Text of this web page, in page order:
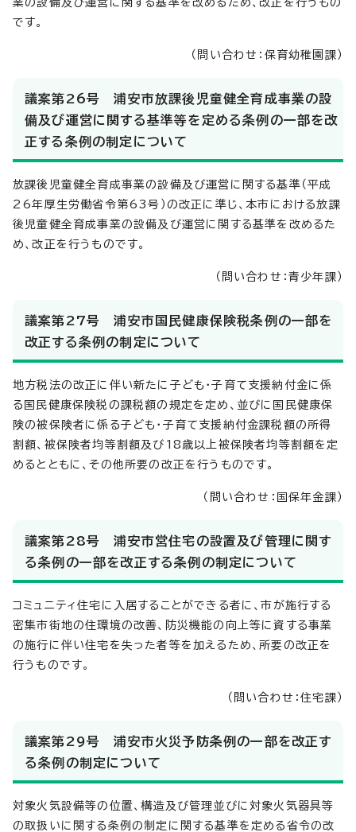
業の設備及び運営に関する基準を改めるため、改正を行うもの
です。
（問い合わせ：保育幼稚園課）
議案第26号 浦安市放課後児童健全育成事業の設
備及び運営に関する基準等を定める条例の一部を改
正する条例の制定について
放課後児童健全育成事業の設備及び運営に関する基準（平成
26年厚生労働省令第63号）の改正に準じ、本市における放課
後児童健全育成事業の設備及び運営に関する基準を改めるた
め、改正を行うものです。
（問い合わせ：青少年課）
議案第27号 浦安市国民健康保険税条例の一部を
改正する条例の制定について
地方税法の改正に伴い新たに子ども・子育て支援納付金に係
る国民健康保険税の課税額の規定を定め、並びに国民健康保
険の被保険者に係る子ども・子育て支援納付金課税額の所得
割額、被保険者均等割額及び18歳以上被保険者均等割額を定
めるとともに、その他所要の改正を行うものです。
（問い合わせ：国保年金課）
議案第28号 浦安市営住宅の設置及び管理に関す
る条例の一部を改正する条例の制定について
コミュニティ住宅に入居することができる者に、市が施行する
密集市街地の住環境の改善、防災機能の向上等に資する事業
の施行に伴い住宅を失った者等を加えるため、所要の改正を
行うものです。
（問い合わせ：住宅課）
議案第29号 浦安市火災予防条例の一部を改正す
る条例の制定について
対象火気設備等の位置、構造及び管理並びに対象火気器具等
の取扱いに関する条例の制定に関する基準を定める省令の改